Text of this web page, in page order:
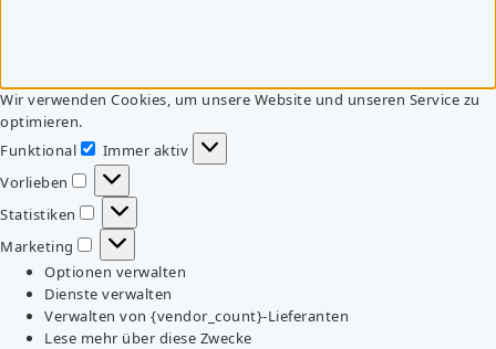
Wir verwenden Cookies, um unsere Website und unseren Service zu
optimieren.
Funktional
Funktional
Immer aktiv
Vorlieben
Vorlieben
Statistiken
Statistiken
Marketing
Marketing
Optionen verwalten
Dienste verwalten
Verwalten von {vendor_count}-Lieferanten
Lese mehr über diese Zwecke